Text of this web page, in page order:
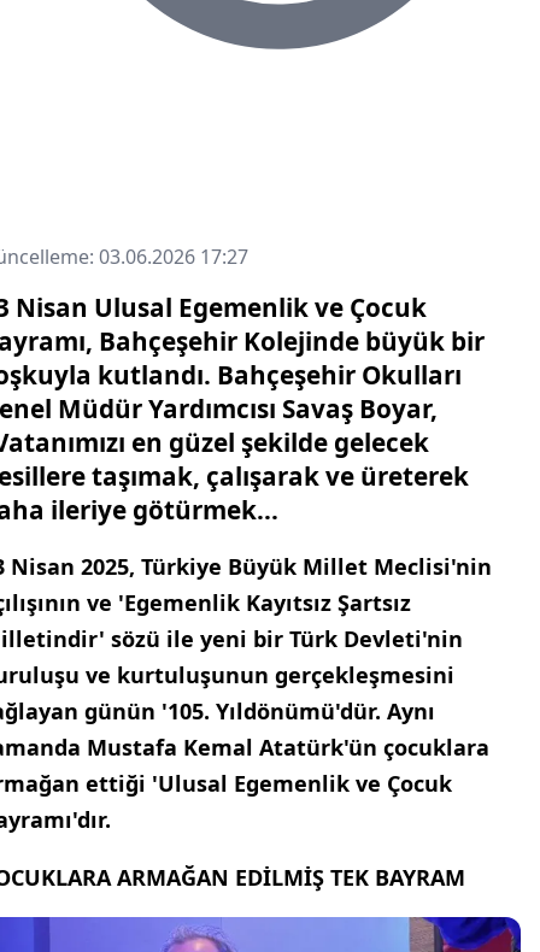
03.06.2026 17:27
Nisan Ulusal Egemenlik ve Çocuk
Bahçeşehir Kolejinde büyük bir
kutlandı. Bahçeşehir Okulları
Müdür Yardımcısı Savaş Boyar,
en güzel şekilde gelecek
taşımak, çalışarak ve üreterek
ileriye götürmek...
Nisan 2025, Türkiye Büyük Millet Meclisi'nin
ve 'Egemenlik Kayıtsız Şartsız
sözü ile yeni bir Türk Devleti'nin
ve kurtuluşunun gerçekleşmesini
günün '105. Yıldönümü'dür. Aynı
Mustafa Kemal Atatürk'ün çocuklara
ettiği 'Ulusal Egemenlik ve Çocuk
ARMAĞAN EDİLMİŞ TEK BAYRAM